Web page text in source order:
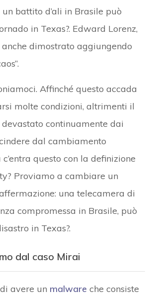
battito d’ali in Brasile può
in Texas?. Edward Lorenz,
dimostrato aggiungendo
Affinché questo accada
molte condizioni, altrimenti il
continuamente dai
dal cambiamento
questo con la definizione
Proviamo a cambiare un
una telecamera di
compromessa in Brasile, può
in Texas?.
dal caso Mirai
avere un malware che consiste